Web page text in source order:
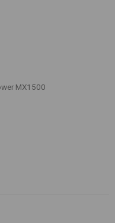
MX1500